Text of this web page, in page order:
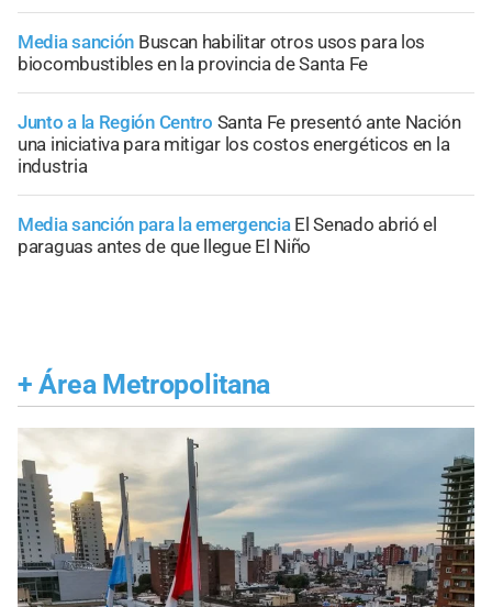
Media sanción Buscan habilitar otros usos para los
biocombustibles en la provincia de Santa Fe
Junto a la Región Centro Santa Fe presentó ante Nación
una iniciativa para mitigar los costos energéticos en la
industria
Media sanción para la emergencia El Senado abrió el
paraguas antes de que llegue El Niño
+ Área Metropolitana